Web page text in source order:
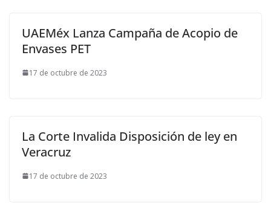
UAEMéx Lanza Campaña de Acopio de
Envases PET
17 de octubre de 2023
La Corte Invalida Disposición de ley en
Veracruz
17 de octubre de 2023